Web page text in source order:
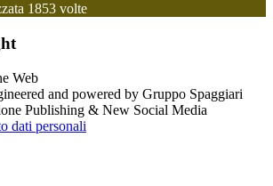
1853 volte
and powered by Gruppo Spaggiari
Publishing & New Social Media
dati personali